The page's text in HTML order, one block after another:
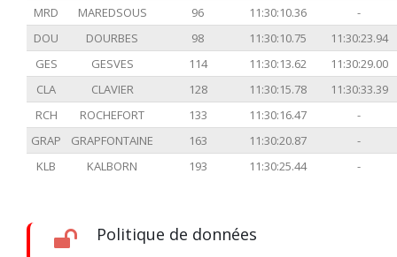
MRD
MAREDSOUS 96 11:30:10.36
-
DOU
DOURBES 98 11:30:10.75
11:30:23.94
GES
GESVES 114 11:30:13.62
11:30:29.00
CLA
CLAVIER 128 11:30:15.78
11:30:33.39
RCH
ROCHEFORT 133 11:30:16.47
-
GRAP
GRAPFONTAINE 163 11:30:20.87
-
KLB
KALBORN 193 11:30:25.44 -
Politique de données